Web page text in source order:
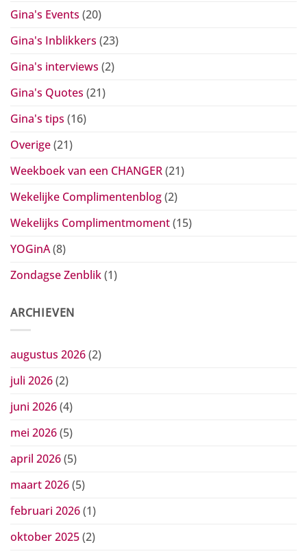
Gina's Events (20)
Gina's Inblikkers (23)
Gina's interviews (2)
Gina's Quotes (21)
Gina's tips (16)
Overige(21)
Weekboek van een CHANGER(21)
Wekelijke Complimentenblog(2)
Wekelijks Complimentmoment(15)
YOGinA(8)
Zondagse Zenblik(1)
ARCHIEVEN
augustus 2026(2)
juli 2026(2)
juni 2026(4)
mei 2026(5)
april 2026(5)
maart 2026(5)
februari 2026(1)
oktober 2025(2)